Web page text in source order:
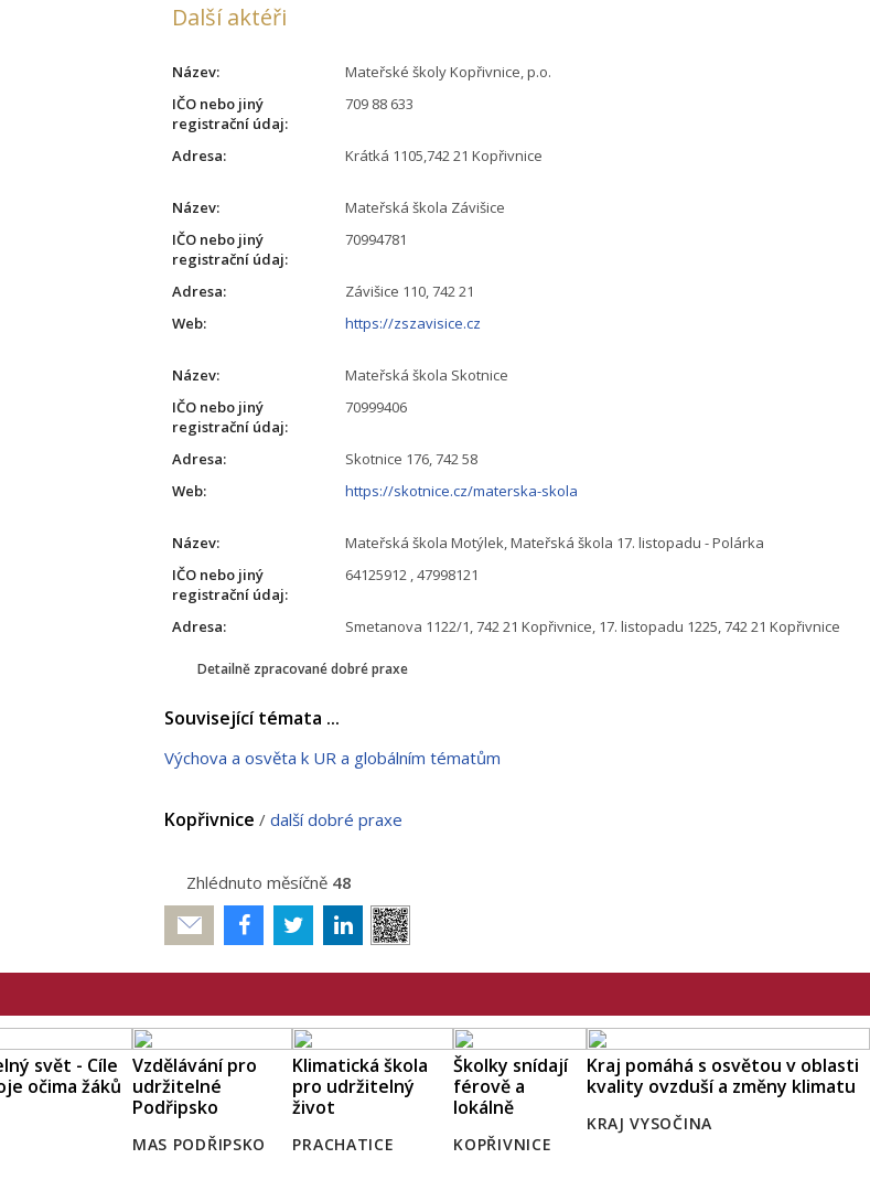
Další aktéři
Název:
Mateřské školy Kopřivnice, p.o.
IČO nebo jiný
registrační údaj:
709 88 633
Adresa: Krátká 1105,742 21 Kopřivnice
Název:
Mateřská škola Závišice
IČO nebo jiný
registrační údaj:
70994781
Adresa:
Závišice 110, 742 21
Web:
https://zszavisice.cz
Název:
Mateřská škola Skotnice
IČO nebo jiný
registrační údaj:
70999406
Adresa:
Skotnice 176, 742 58
Web:
https://skotnice.cz/materska-skola
Název:
Mateřská škola Motýlek, Mateřská škola 17. listopadu - Polárka
IČO nebo jiný
registrační údaj:
64125912 , 47998121
Adresa: Smetanova 1122/1, 742 21 Kopřivnice, 17. listopadu 1225, 742 21 Kopřivnice
Detailně zpracované dobré praxe
Související témata ...
Výchova a osvěta k UR a globálním tématům
Kopřivnice/další dobré praxe
Zhlédnuto měsíčně 48
Poslat
svět - Cíle
očima žáků
Vzdělávání pro
udržitelné
Podřipsko
MAS PODŘIPSKO
Klimatická škola
pro udržitelný
život
PRACHATICE
Školky snídají
férově a
lokálně
KOPŘIVNICE
Kraj pomáhá s osvětou v oblasti
kvality ovzduší a změny klimatu
KRAJ VYSOČINA